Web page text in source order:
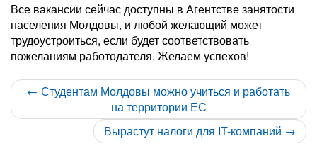
Все вакансии сейчас доступны в Агентстве занятости
населения Молдовы, и любой желающий может
трудоустроиться, если будет соответствовать
пожеланиям работодателя. Желаем успехов!
← Студентам Молдовы можно учиться и работать
на территории ЕС
Вырастут налоги для IT-компаний →